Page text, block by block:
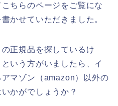
ちらのページをご覧にな
かせていただきました。
正規品を探しているけ
いう方がいましたら、イ
マゾン（amazon）以外の
かがでしょうか？